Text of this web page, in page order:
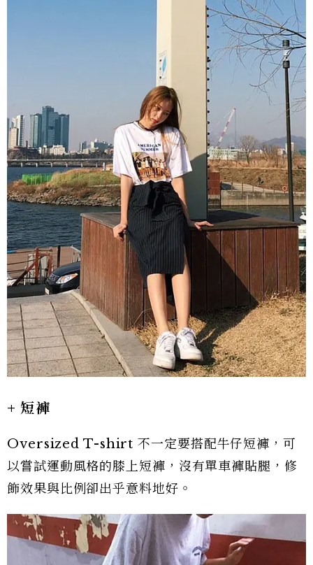
+ 短褲
Oversized T-shirt 不一定要搭配牛仔短褲，可
以嘗試運動風格的膝上短褲，沒有單車褲貼腿，修
飾效果與比例卻出乎意料地好。